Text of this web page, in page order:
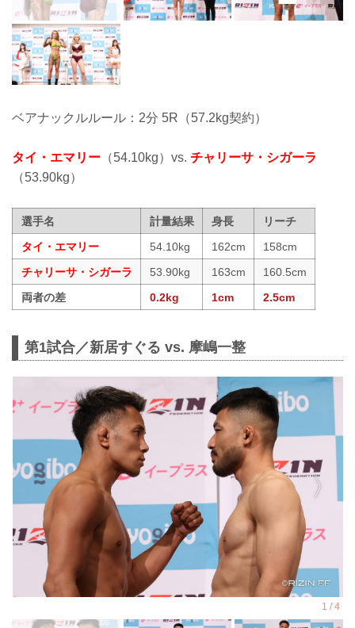
ベアナックルルール：2分 5R（57.2kg契約）
タイ・エマリー （54.10kg）vs. チャリーサ・シガーラ
（53.90kg）
選手名 計量結果 身長
リーチ
タイ・エマリー
54.10kg 162cm
158cm
チャリーサ・シガーラ
53.90kg 163cm
160.5cm
両者の差
0.2kg 1cm 2.5cm
第1試合／新居すぐる vs. 摩嶋一整